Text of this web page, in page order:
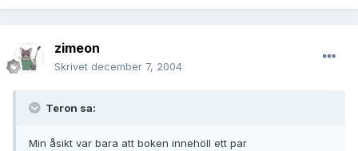
zimeon
Skrivet december 7, 2004
Teron sa:
Min åsikt var bara att boken innehöll ett par